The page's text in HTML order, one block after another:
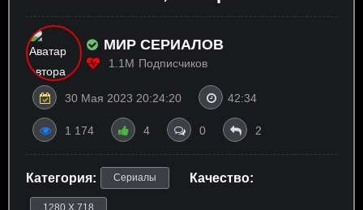
МИР СЕРИАЛОВ
1.1M Подписчиков
30 Мая 2023 20:24:20 42:34
1 174 4 0 2
Категория: Сериалы Качество:
1280 X 718